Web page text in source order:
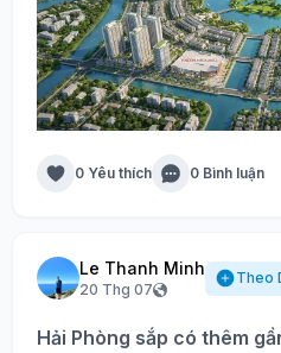
0 Yêu thích 0 Bình luận
Le Thanh Minh
20 Thg 07
Theo
Hải Phòng sắp có thêm